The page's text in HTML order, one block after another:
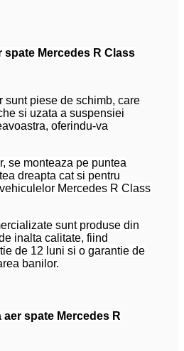
spate Mercedes R Class
sunt piese de schimb, care
si uzata a suspensiei
oferindu-va
se monteaza pe puntea
dreapta cat si pentru
Mercedes R Class
sunt produse din
inalta calitate, fiind
de 12 luni si o garantie de
banilor.
spate Mercedes R